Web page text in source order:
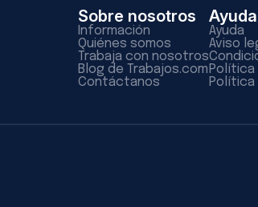
Sobre nosotros
Información
Quiénes somos
Trabaja con nosotros
Blog de Trabajos.com
Contáctanos
Ayuda
Ayuda
Aviso
Política